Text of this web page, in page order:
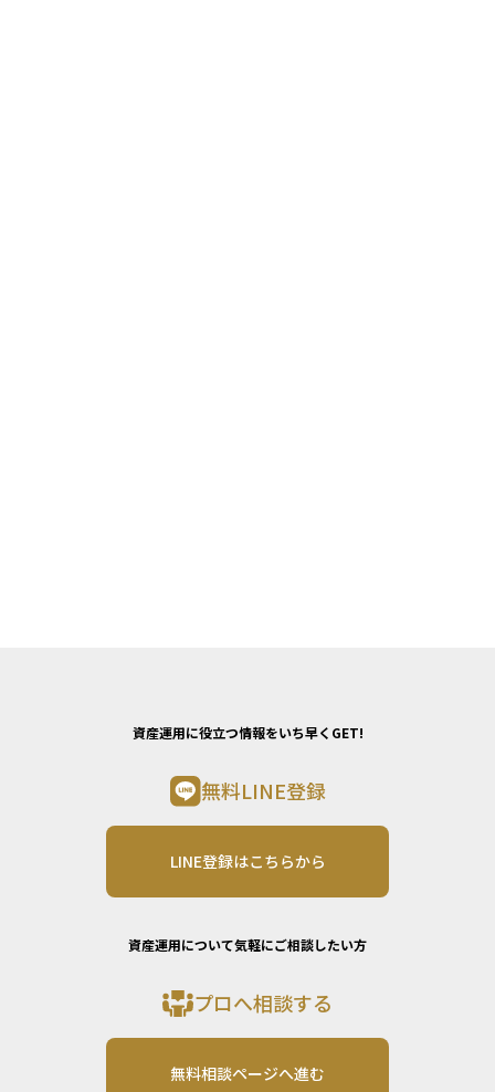
資産運用に役立つ情報をいち早くGET!
無料LINE登録
LINE登録はこちらから
資産運用について気軽にご相談したい方
プロへ相談する
無料相談ページへ進む